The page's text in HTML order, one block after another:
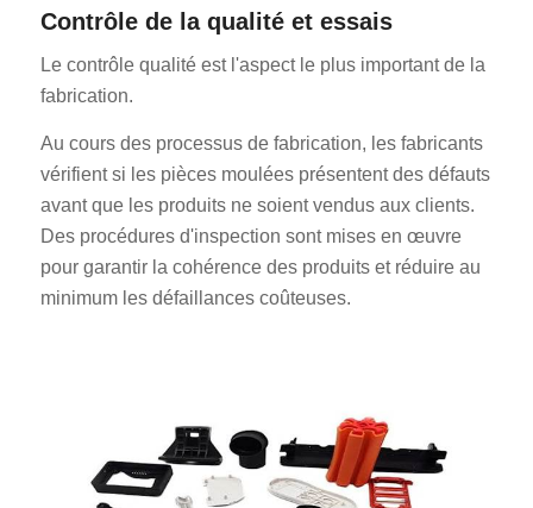
Contrôle de la qualité et essais
Le contrôle qualité est l'aspect le plus important de la
fabrication.
Au cours des processus de fabrication, les fabricants
vérifient si les pièces moulées présentent des défauts
avant que les produits ne soient vendus aux clients.
Des procédures d'inspection sont mises en œuvre
pour garantir la cohérence des produits et réduire au
minimum les défaillances coûteuses.